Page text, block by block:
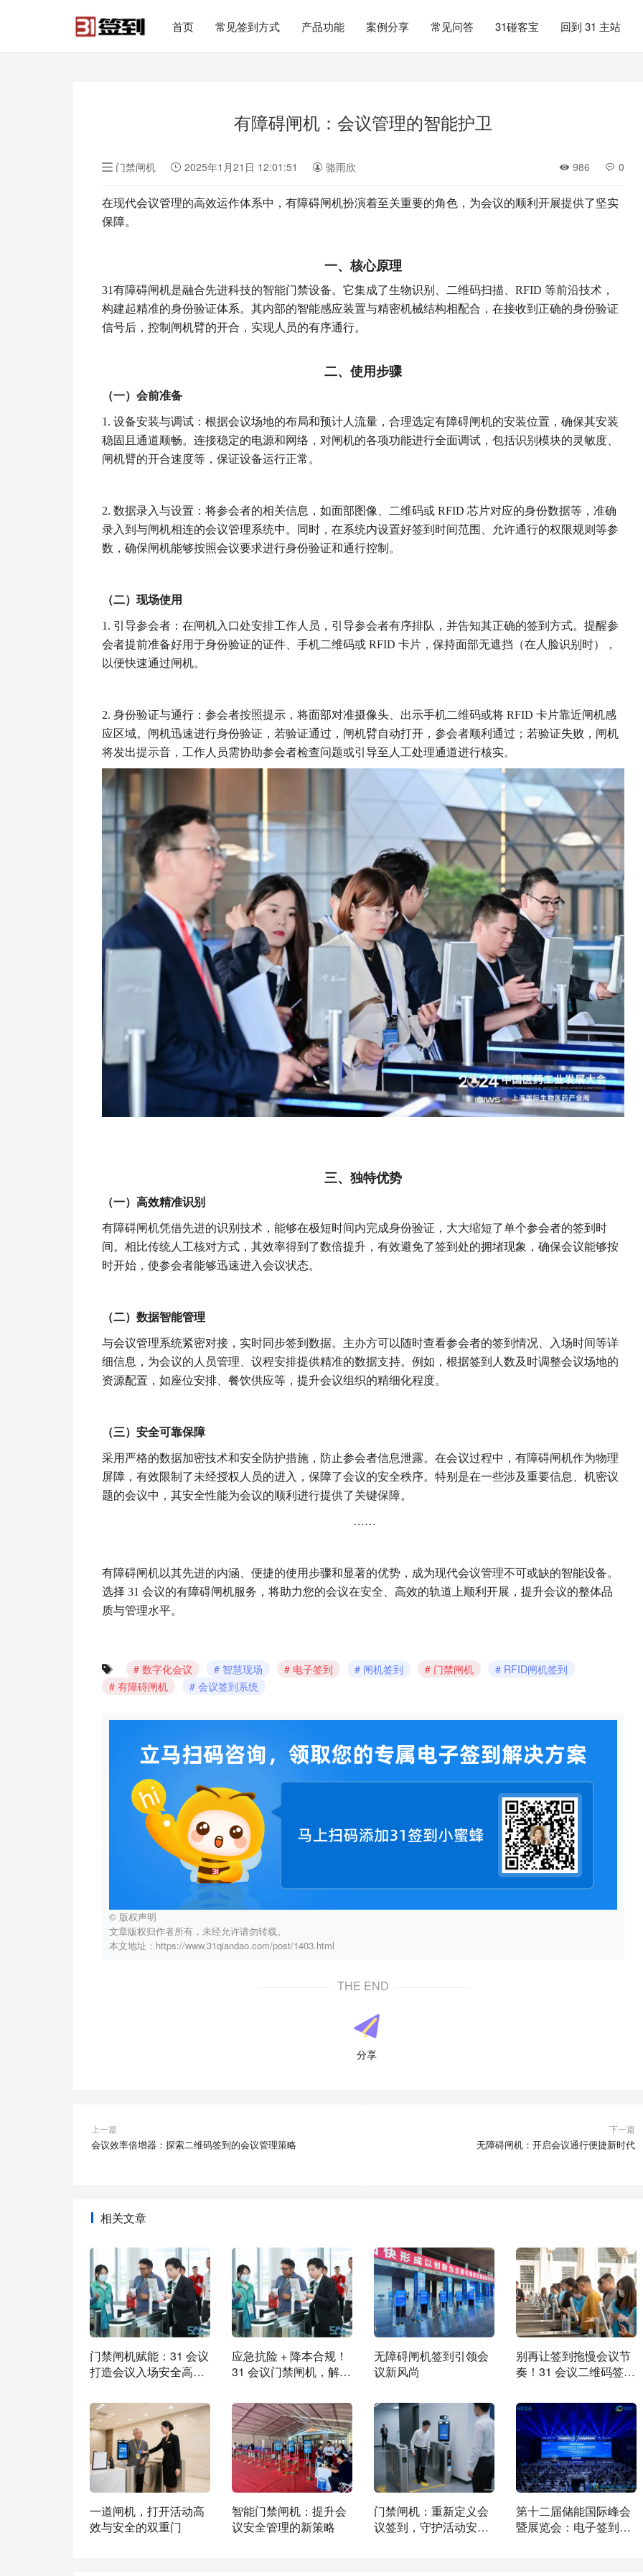
首页 常见签到方式 产品功能 案例分享 常见问答 31碰客宝 回到 31 主站
有障碍闸机：会议管理的智能护卫
门禁闸机 2025年1月21日 12:01:51 骆雨欣 986 0
在现代会议管理的高效运作体系中，有障碍闸机扮演着至关重要的角色，为会议的顺利开展提供了坚实
保障。
一、核心原理
31有障碍闸机是融合先进科技的智能门禁设备。它集成了生物识别、二维码扫描、RFID 等前沿技术，
构建起精准的身份验证体系。其内部的智能感应装置与精密机械结构相配合，在接收到正确的身份验证
信号后，控制闸机臂的开合，实现人员的有序通行。
二、使用步骤
（一）会前准备
1. 设备安装与调试：根据会议场地的布局和预计人流量，合理选定有障碍闸机的安装位置，确保其安装
稳固且通道顺畅。连接稳定的电源和网络，对闸机的各项功能进行全面调试，包括识别模块的灵敏度、
闸机臂的开合速度等，保证设备运行正常。
2. 数据录入与设置：将参会者的相关信息，如面部图像、二维码或 RFID 芯片对应的身份数据等，准确
录入到与闸机相连的会议管理系统中。同时，在系统内设置好签到时间范围、允许通行的权限规则等参
数，确保闸机能够按照会议要求进行身份验证和通行控制。
（二）现场使用
1. 引导参会者：在闸机入口处安排工作人员，引导参会者有序排队，并告知其正确的签到方式。提醒参
会者提前准备好用于身份验证的证件、手机二维码或 RFID 卡片，保持面部无遮挡（在人脸识别时），
以便快速通过闸机。
2. 身份验证与通行：参会者按照提示，将面部对准摄像头、出示手机二维码或将 RFID 卡片靠近闸机感
应区域。闸机迅速进行身份验证，若验证通过，闸机臂自动打开，参会者顺利通过；若验证失败，闸机
将发出提示音，工作人员需协助参会者检查问题或引导至人工处理通道进行核实。
三、独特优势
（一）高效精准识别
有障碍闸机凭借先进的识别技术，能够在极短时间内完成身份验证，大大缩短了单个参会者的签到时
间。相比传统人工核对方式，其效率得到了数倍提升，有效避免了签到处的拥堵现象，确保会议能够按
时开始，使参会者能够迅速进入会议状态。
（二）数据智能管理
与会议管理系统紧密对接，实时同步签到数据。主办方可以随时查看参会者的签到情况、入场时间等详
细信息，为会议的人员管理、议程安排提供精准的数据支持。例如，根据签到人数及时调整会议场地的
资源配置，如座位安排、餐饮供应等，提升会议组织的精细化程度。
（三）安全可靠保障
采用严格的数据加密技术和安全防护措施，防止参会者信息泄露。在会议过程中，有障碍闸机作为物理
屏障，有效限制了未经授权人员的进入，保障了会议的安全秩序。特别是在一些涉及重要信息、机密议
题的会议中，其安全性能为会议的顺利进行提供了关键保障。
……
有障碍闸机以其先进的内涵、便捷的使用步骤和显著的优势，成为现代会议管理不可或缺的智能设备。
选择 31 会议的有障碍闸机服务，将助力您的会议在安全、高效的轨道上顺利开展，提升会议的整体品
质与管理水平。
数字化会议 智慧现场 电子签到 闸机签到 门禁闸机
RFID闸机签到
有障碍闸机
会议签到系统
© 版权声明
文章版权归作者所有，未经允许请勿转载。
本文地址：https://www.31qiandao.com/post/1403.html
THE END
分享
上一篇
会议效率倍增器：探索二维码签到的会议管理策略
下一篇
无障碍闸机：开启会议通行便捷新时代
相关文章
门禁闸机赋能：31 会议
打造会议入场安全高效
应急抗险 + 降本合规！
31 会议门禁闸机，解锁
无障碍闸机签到引领会
议新风尚
别再让签到拖慢会议节
奏！31 会议二维码签
新体验
一道闸机，打开活动高
效与安全的双重门
智能门禁闸机：提升会
议安全管理的新策略
门禁闸机：重新定义会
议签到，守护活动安全
第十二届储能国际峰会
暨展览会：电子签到引